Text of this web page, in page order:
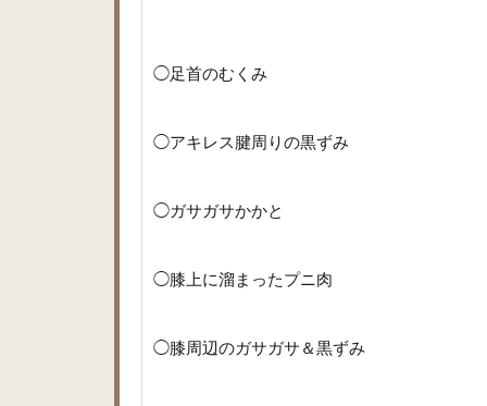
◯足首のむくみ
◯アキレス腱周りの黒ずみ
◯ガサガサかかと
◯膝上に溜まったプニ肉
◯膝周辺のガサガサ＆黒ずみ